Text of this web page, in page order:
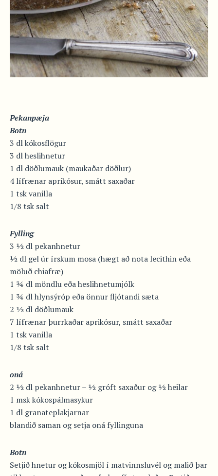
Pekanpæja
Botn
3 dl kókosflögur
3 dl heslihnetur
1 dl döðlumauk (maukaðar döðlur)
4 lífrænar aprikósur, smátt saxaðar
1 tsk vanilla
1/8 tsk salt
Fylling
3 ½ dl pekanhnetur
½ dl gel úr írskum mosa (hægt að nota lecithin eða
möluð chiafræ)
1 ¾ dl möndlu eða heslihnetumjólk
1 ¾ dl hlynsýróp eða önnur fljótandi sæta
2 ½ dl döðlumauk
7 lífrænar þurrkaðar aprikósur, smátt saxaðar
1 tsk vanilla
1/8 tsk salt
oná
2 ½ dl pekanhnetur – ½ gróft saxaður og ½ heilar
1 msk kókospálmasykur
1 dl granateplakjarnar
blandið saman og setja oná fyllinguna
Botn
Setjið hnetur og kókosmjöl í matvinnsluvél og malið þar